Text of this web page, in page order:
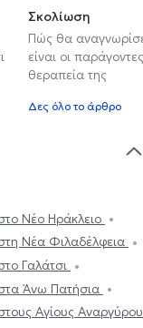
Σκολίωση
Πώς θα
είναι οι
θεραπεία της
Δες όλο το άρθρο
Νέο Ηράκλειο
Νέα Φιλαδέλφεια
Γαλάτσι
Άνω Πατήσια
Αγίους